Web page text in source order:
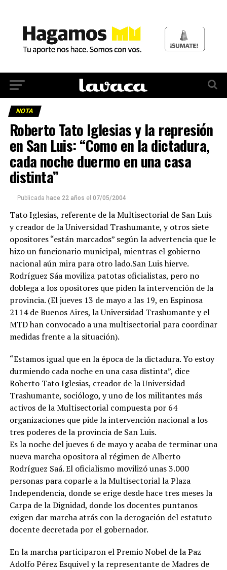
NOTA
Roberto Tato Iglesias y la represión
en San Luis: “Como en la dictadura,
cada noche duermo en una casa
distinta”
Publicada hace 22 años el 07/05/2004
Tato Iglesias, referente de la Multisectorial de San Luis
y creador de la Universidad Trashumante, y otros siete
opositores “están marcados” según la advertencia que le
hizo un funcionario municipal, mientras el gobierno
nacional aún mira para otro lado.San Luis hierve.
Rodríguez Sáa moviliza patotas oficialistas, pero no
doblega a los opositores que piden la intervención de la
provincia. (El jueves 13 de mayo a las 19, en Espinosa
2114 de Buenos Aires, la Universidad Trashumante y el
MTD han convocado a una multisectorial para coordinar
medidas frente a la situación).
“Estamos igual que en la época de la dictadura. Yo estoy
durmiendo cada noche en una casa distinta”, dice
Roberto Tato Iglesias, creador de la Universidad
Trashumante, sociólogo, y uno de los militantes más
activos de la Multisectorial compuesta por 64
organizaciones que pide la intervención nacional a los
tres poderes de la provincia de San Luis.
Es la noche del jueves 6 de mayo y acaba de terminar una
nueva marcha opositora al régimen de Alberto
Rodríguez Saá. El oficialismo movilizó unas 3.000
personas para coparle a la Multisectorial la Plaza
Independencia, donde se erige desde hace tres meses la
Carpa de la Dignidad, donde los docentes puntanos
exigen dar marcha atrás con la derogación del estatuto
docente decretada por el gobernador.
En la marcha participaron el Premio Nobel de la Paz
Adolfo Pérez Esquivel y la representante de Madres de